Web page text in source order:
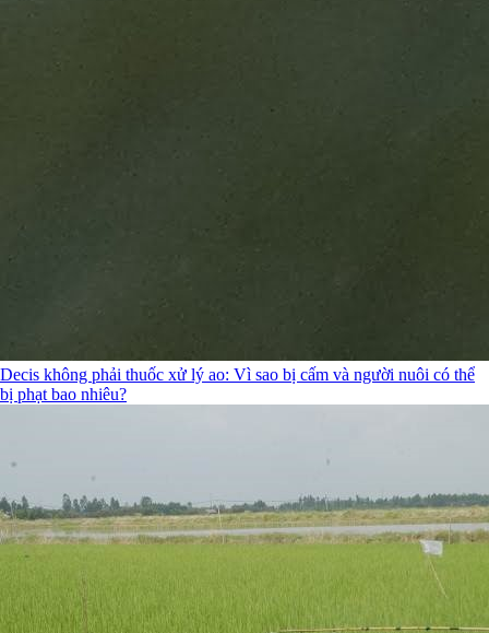
Decis không phải thuốc xử lý ao: Vì sao bị cấm và người nuôi có thể
bị phạt bao nhiêu?